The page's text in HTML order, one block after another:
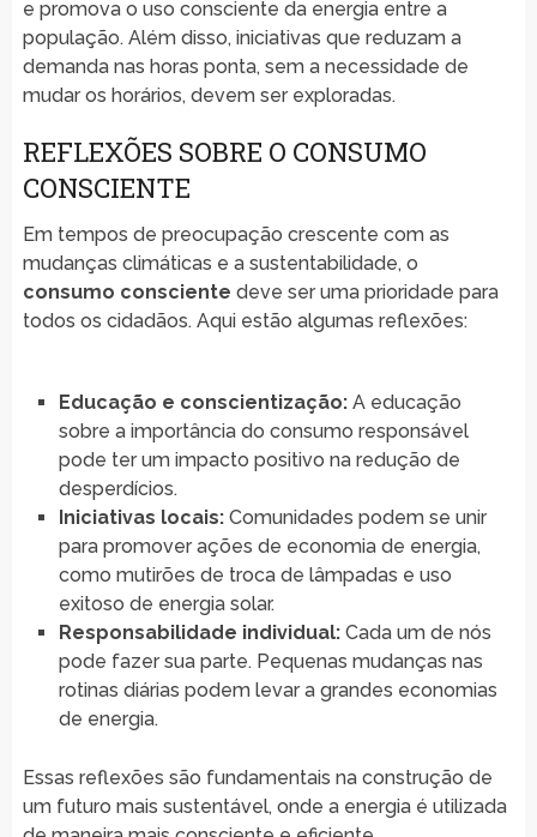
e promova o uso consciente da energia entre a
população. Além disso, iniciativas que reduzam a
demanda nas horas ponta, sem a necessidade de
mudar os horários, devem ser exploradas.
REFLEXÕES SOBRE O CONSUMO
CONSCIENTE
Em tempos de preocupação crescente com as
mudanças climáticas e a sustentabilidade, o
consumo consciente deve ser uma prioridade para
todos os cidadãos. Aqui estão algumas reflexões:
Educação e conscientização:A educação
sobre a importância do consumo responsável
pode ter um impacto positivo na redução de
desperdícios.
Iniciativas locais:Comunidades podem se unir
para promover ações de economia de energia,
como mutirões de troca de lâmpadas e uso
exitoso de energia solar.
Responsabilidade individual:Cada um de nós
pode fazer sua parte. Pequenas mudanças nas
rotinas diárias podem levar a grandes economias
de energia.
Essas reflexões são fundamentais na construção de
um futuro mais sustentável, onde a energia é utilizada